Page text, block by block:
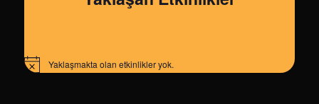
Notice Yaklaşmakta olan etkinlikler yok.